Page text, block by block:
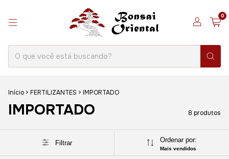
0
Início > FERTILIZANTES > IMPORTADO
IMPORTADO 8 produtos
Filtrar Ordenar por:
Mais vendidos